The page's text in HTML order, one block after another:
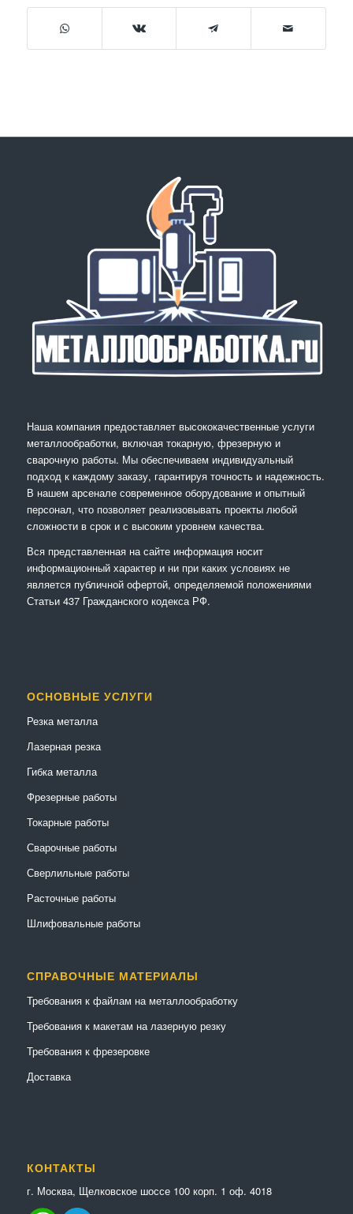
Наша компания предоставляет высококачественные услуги
металлообработки, включая токарную, фрезерную и
сварочную работы. Мы обеспечиваем индивидуальный
подход к каждому заказу, гарантируя точность и надежность.
В нашем арсенале современное оборудование и опытный
персонал, что позволяет реализовывать проекты любой
сложности в срок и с высоким уровнем качества.
Вся представленная на сайте информация носит
информационный характер и ни при каких условиях не
является публичной офертой, определяемой положениями
Статьи 437 Гражданского кодекса РФ.
ОСНОВНЫЕ УСЛУГИ
Резка металла
Лазерная резка
Гибка металла
Фрезерные работы
Токарные работы
Сварочные работы
Сверлильные работы
Расточные работы
Шлифовальные работы
СПРАВОЧНЫЕ МАТЕРИАЛЫ
Требования к файлам на металлообработку
Требования к макетам на лазерную резку
Требования к фрезеровке
Доставка
КОНТАКТЫ
г. Москва, Щелковское шоссе 100 корп. 1 оф. 4018